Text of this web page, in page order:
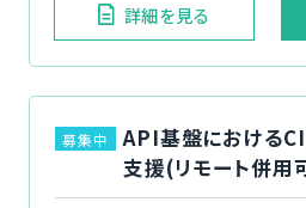
詳細を見る
募集中
API基盤における
支援(リモート併用